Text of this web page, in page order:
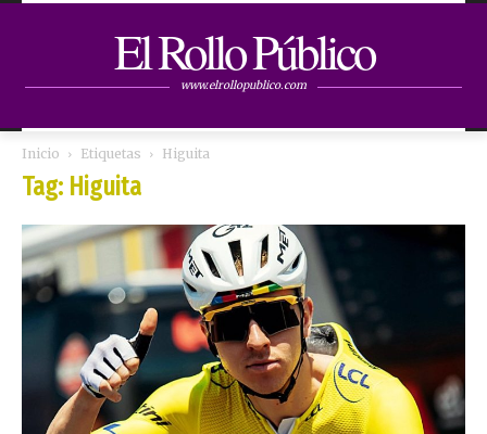
El Rollo Público
www.elrollopublico.com
Inicio Etiquetas Higuita
Tag: Higuita